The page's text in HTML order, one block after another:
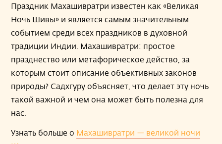
Праздник Махашивратри известен как «Великая
Ночь Шивы» и является самым значительным
событием среди всех праздников в духовной
традиции Индии. Махашивратри: простое
празднество или метафорическое действо, за
которым стоит описание объективных законов
природы? Садхгуру объясняет, что делает эту ночь
такой важной и чем она может быть полезна для
нас.
Узнать больше о Махашивратри — великой ночи